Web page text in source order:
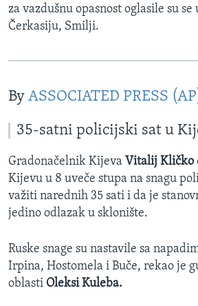
za vazdušnu opasnost oglasile su
Čerkasiju, Smilji.
By ASSOCIATED PRESS
35-satni policijski sat u
Gradonačelnik Kijeva Vitalij Kličko
Kijevu u 8 uveče stupa na snagu
važiti narednih 35 sati i da je
jedino odlazak u sklonište.
Ruske snage su nastavile sa
Irpina, Hostomela i Buče, rekao je
oblasti Oleksi Kuleba.